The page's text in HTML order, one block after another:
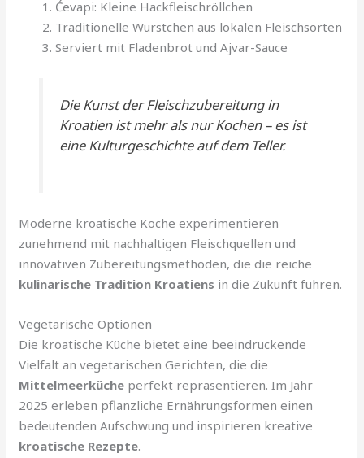
Ćevapi: Kleine Hackfleischröllchen
Traditionelle Würstchen aus lokalen Fleischsorten
Serviert mit Fladenbrot und Ajvar-Sauce
Die Kunst der Fleischzubereitung in
Kroatien ist mehr als nur Kochen – es ist
eine Kulturgeschichte auf dem Teller.
Moderne kroatische Köche experimentieren
zunehmend mit nachhaltigen Fleischquellen und
innovativen Zubereitungsmethoden, die die reiche
kulinarische Tradition Kroatiens in die Zukunft führen.
Vegetarische Optionen
Die kroatische Küche bietet eine beeindruckende
Vielfalt an vegetarischen Gerichten, die die
Mittelmeerküche perfekt repräsentieren. Im Jahr
2025 erleben pflanzliche Ernährungsformen einen
bedeutenden Aufschwung und inspirieren kreative
kroatische Rezepte.